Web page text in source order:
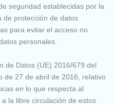
seguridad establecidas por la
de protección de datos
para evitar el acceso no
personales.
de Datos (UE) 2016/679 del
de 27 de abril de 2016, relativo
en lo que respecta al
la libre circulación de estos